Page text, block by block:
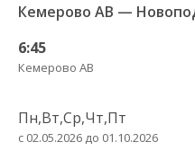
Кемерово АВ —
6:45
Кемерово АВ
Пн,Вт,Ср,Чт,Пт
с 02.05.2026 до 01.10.2026